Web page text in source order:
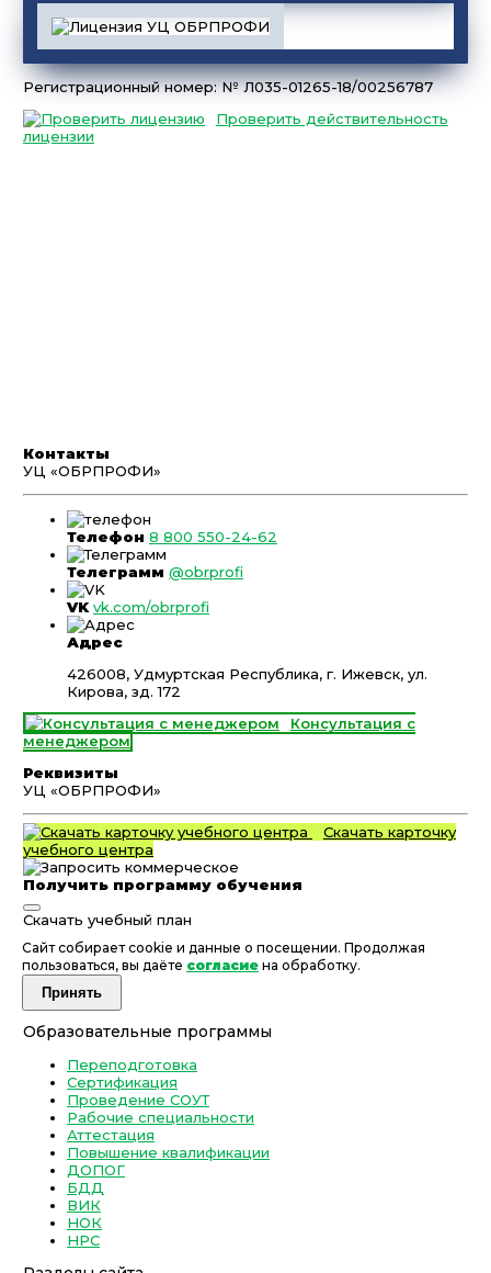
Регистрационный номер: № Л035-01265-18/00256787
Проверить действительность
лицензии
Контакты
УЦ «ОБРПРОФИ»
Телефон 8 800 550-24-62
Телеграмм @obrprofi
VK vk.com/obrprofi
Адрес
426008, Удмуртская Республика, г. Ижевск, ул.
Кирова, зд. 172
Консультация с
менеджером
Реквизиты
УЦ «ОБРПРОФИ»
Скачать карточку
учебного центра
Получить программу обучения
Скачать учебный план
Сайт собирает cookie и данные о посещении. Продолжая
пользоваться, вы даёте согласие на обработку.
Принять
Образовательные программы
Переподготовка
Сертификация
Проведение СОУТ
Рабочие специальности
Аттестация
Повышение квалификации
ДОПОГ
БДД
ВИК
НОК
НРС